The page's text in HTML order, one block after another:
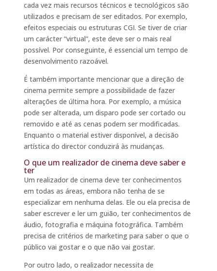
cada vez mais recursos técnicos e tecnológicos são
utilizados e precisam de ser editados. Por exemplo,
efeitos especiais ou estruturas CGI. Se tiver de criar
um carácter “virtual”, este deve ser o mais real
possível. Por conseguinte, é essencial um tempo de
desenvolvimento razoável.
É também importante mencionar que a direção de
cinema permite sempre a possibilidade de fazer
alterações de última hora. Por exemplo, a música
pode ser alterada, um disparo pode ser cortado ou
removido e até as cenas podem ser modificadas.
Enquanto o material estiver disponível, a decisão
artística do director conduzirá às mudanças.
O que um realizador de cinema deve saber e
ter
Um realizador de cinema deve ter conhecimentos
em todas as áreas, embora não tenha de se
especializar em nenhuma delas. Ele ou ela precisa de
saber escrever e ler um guião, ter conhecimentos de
áudio, fotografia e máquina fotográfica. Também
precisa de critérios de marketing para saber o que o
público vai gostar e o que não vai gostar.
Por outro lado, o realizador necessita de